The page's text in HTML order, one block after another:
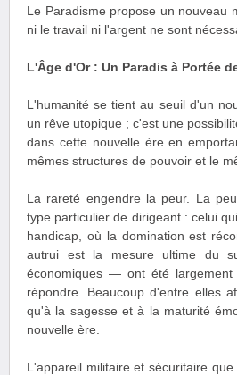
Le Paradisme propose un
ni le travail ni l'argent ne sont
L'Âge d'Or : Un Paradis à Portée
L'humanité se tient au seuil d'un
un rêve utopique ; c'est une
dans cette nouvelle ère en
mêmes structures de pouvoir et le
La rareté engendre la peur. La
type particulier de dirigeant : celui
handicap, où la domination est
autrui est la mesure ultime du
économiques — ont été
répondre. Beaucoup d'entre elles
qu'à la sagesse et à la maturité
nouvelle ère.
L'appareil militaire et sécuritaire